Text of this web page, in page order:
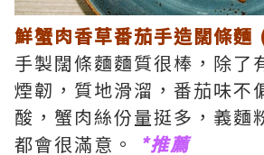
鮮蟹肉香草番茄手造闊條
手製闊條麵麵質很棒，除了
煙韌，質地滑溜，番茄味不
酸，蟹肉絲份量挺多，義麵
都會很滿意。
*推薦